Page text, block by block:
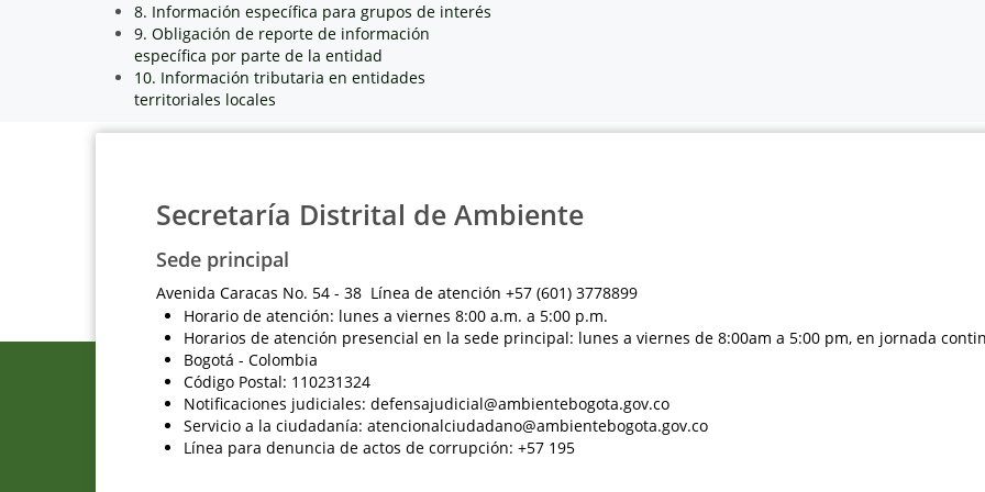
8. Información específica para grupos de interés
9. Obligación de reporte de información
específica por parte de la entidad
10. Información tributaria en entidades
territoriales locales
Secretaría Distrital de Ambiente
Sede principal
Avenida Caracas No. 54 - 38 Línea de atención +57 (601) 3778899
Horario de atención: lunes a viernes 8:00 a.m. a 5:00 p.m.
Horarios de atención presencial en la sede principal: lunes a viernes de 8:00am a 5:00 pm, en jornada
Bogotá - Colombia
Código Postal: 110231324
Notificaciones judiciales: defensajudicial@ambientebogota.gov.co
Servicio a la ciudadanía: atencionalciudadano@ambientebogota.gov.co
Línea para denuncia de actos de corrupción: +57 195